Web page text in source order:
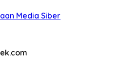
Media Siber